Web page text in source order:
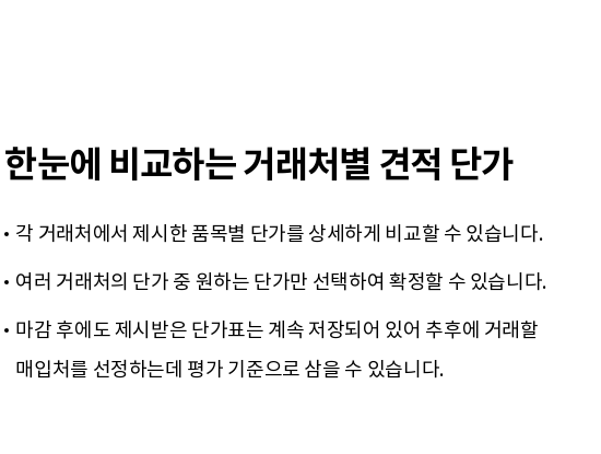
한눈에 비교하는 거래처별 견적 단가
각 거래처에서 제시한 품목별 단가를 상세하게 비교할 수 있습니다.
여러 거래처의 단가 중 원하는 단가만 선택하여 확정할 수 있습니다.
마감 후에도 제시받은 단가표는 계속 저장되어 있어 추후에 거래할
매입처를 선정하는데 평가 기준으로 삼을 수 있습니다.